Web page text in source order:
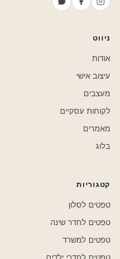
ניווט
אודות
עיצוב אישי
מעצבים
לקוחות עסקיים
מאמרים
בלוג
קטגוריות
טפטים לסלון
טפטים לחדר שינה
טפטים למשרד